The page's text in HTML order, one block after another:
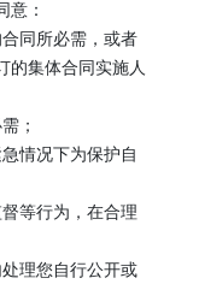
意：
同所必需，或者
的集体合同实施人
；
情况下为保护自
等行为，在合理
理您自行公开或